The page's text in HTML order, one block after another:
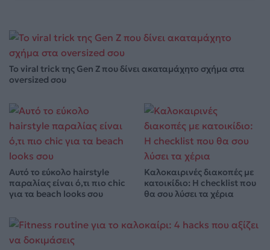
Το viral trick της Gen Z που δίνει ακαταμάχητο σχήμα στα
oversized σου
Αυτό το εύκολο hairstyle
παραλίας είναι ό,τι πιο chic
για τα beach looks σου
Καλοκαιρινές διακοπές με
κατοικίδιο: Η checklist που
θα σου λύσει τα χέρια